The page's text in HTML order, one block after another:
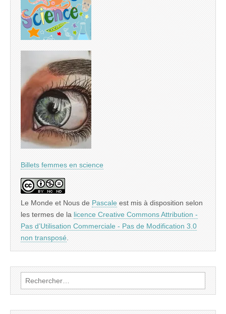
Billets femmes en science
Le Monde et Nous de Pascale est mis à disposition selon
les termes de la licence Creative Commons Attribution -
Pas d’Utilisation Commerciale - Pas de Modification 3.0
non transposé
Rechercher :